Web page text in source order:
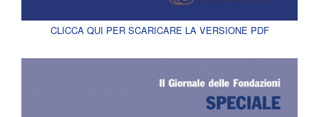
CLICCA QUI PER SCARICARE LA VERSIONE PDF